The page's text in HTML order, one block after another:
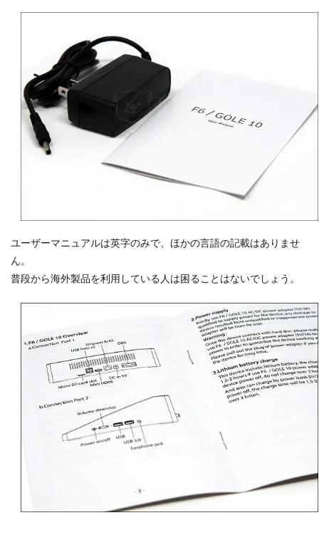
ユーザーマニュアルは英字のみで、ほかの言語の記載はありませ
ん。
普段から海外製品を利用している人は困ることはないでしょう。